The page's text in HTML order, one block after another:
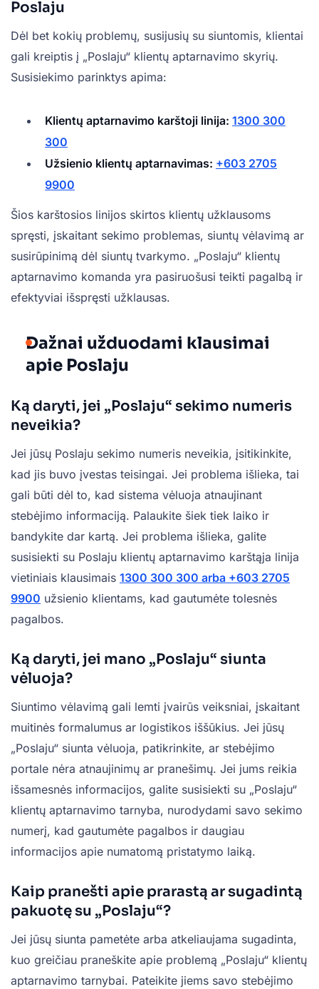
Poslaju
Dėl bet kokių problemų, susijusių su siuntomis, klientai
gali kreiptis į „Poslaju“ klientų aptarnavimo skyrių.
Susisiekimo parinktys apima:
Klientų aptarnavimo karštoji linija: 1300 300
300
Užsienio klientų aptarnavimas: +603 2705
9900
Šios karštosios linijos skirtos klientų užklausoms
spręsti, įskaitant sekimo problemas, siuntų vėlavimą ar
susirūpinimą dėl siuntų tvarkymo. „Poslaju“ klientų
aptarnavimo komanda yra pasiruošusi teikti pagalbą ir
efektyviai išspręsti užklausas.
Dažnai užduodami klausimai
apie Poslaju
Ką daryti, jei „Poslaju“ sekimo numeris
neveikia?
Jei jūsų Poslaju sekimo numeris neveikia, įsitikinkite,
kad jis buvo įvestas teisingai. Jei problema išlieka, tai
gali būti dėl to, kad sistema vėluoja atnaujinant
stebėjimo informaciją. Palaukite šiek tiek laiko ir
bandykite dar kartą. Jei problema išlieka, galite
susisiekti su Poslaju klientų aptarnavimo karštąja linija
vietiniais klausimais 1300 300 300 arba +603 2705
9900 užsienio klientams, kad gautumėte tolesnės
pagalbos.
Ką daryti, jei mano „Poslaju“ siunta
vėluoja?
Siuntimo vėlavimą gali lemti įvairūs veiksniai, įskaitant
muitinės formalumus ar logistikos iššūkius. Jei jūsų
„Poslaju“ siunta vėluoja, patikrinkite, ar stebėjimo
portale nėra atnaujinimų ar pranešimų. Jei jums reikia
išsamesnės informacijos, galite susisiekti su „Poslaju“
klientų aptarnavimo tarnyba, nurodydami savo sekimo
numerį, kad gautumėte pagalbos ir daugiau
informacijos apie numatomą pristatymo laiką.
Kaip pranešti apie prarastą ar sugadintą
pakuotę su „Poslaju“?
Jei jūsų siunta pametėte arba atkeliaujama sugadinta,
kuo greičiau praneškite apie problemą „Poslaju“ klientų
aptarnavimo tarnybai. Pateikite jiems savo stebėjimo